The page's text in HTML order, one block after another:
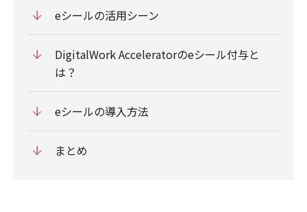
eシールの活用シーン
DigitalWork Acceleratorのeシール付与と
は？
eシールの導入方法
まとめ